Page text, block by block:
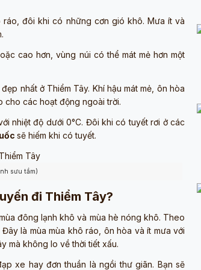
đôi khi có những cơn gió khô. Mưa ít và
cao hơn, vùng núi có thể mát mẻ hơn một
nhất ở Thiểm Tây. Khí hậu mát mẻ, ôn hòa
cho các hoạt động ngoài trời.
nhiệt độ dưới 0°C. Đôi khi có tuyết rơi ở các
sẽ hiếm khi có tuyết.
sưu tầm)
đi Thiểm Tây?
đông lạnh khô và mùa hè nóng khô. Theo
là mùa mùa khô ráo, ôn hòa và ít mưa với
mà không lo về thời tiết xấu.
xe hay đơn thuần là ngồi thư giãn. Bạn sẽ